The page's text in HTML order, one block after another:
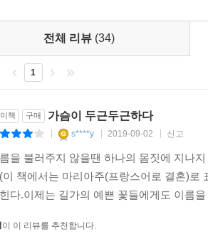
전체 리뷰 (34)
1
책 구매 가슴이 두근두근하다
s****y 2019-09-02 신고
을 불러주지 않을땐 하나의 몸짓에 지나
이 책에서는 마리아주(프랑스어로 결혼)로
다.이제는 길가의 예쁜 꽃들에게도 이름
이 이 리뷰를 추천합니다.